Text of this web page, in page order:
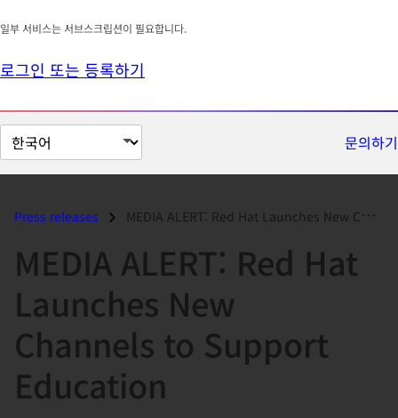
일부 서비스는 서브스크립션이 필요합니다.
로그인 또는 등록하기
페
이
문의하기
Press releases MEDIA ALERT: Red Hat Launches New Channels to Support Education...
MEDIA ALERT: Red Hat
Launches New
Channels to Support
Education